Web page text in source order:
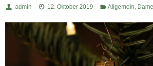
admin 12. Oktober 2019 Allgemein